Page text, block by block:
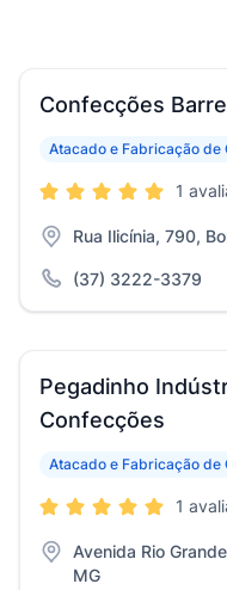
Confecções
Atacado e Fabricação de
1
Rua Ilicínia, 790,
(37) 3222-3379
Pegadinho
Confecções
Atacado e Fabricação de
1
Avenida Rio
MG